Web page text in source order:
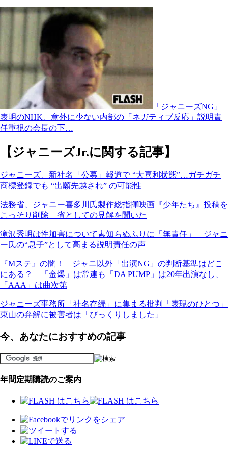
「ジャニーズNG」
表明のNHK、意外に少ない内部の「ネガティブ反応」説明責
任重視の会長の下…
【ジャニーズJr.に関する記事】
ジャニーズ、新社名「公募」報道で “大喜利状態”…ガチガチ
商標登録でも “出願先越され” の可能性
法務省、ジャニー喜多川氏製作総指揮映画『少年たち』投稿を
こっそり削除 省としての見解を聞いた
滝沢秀明は性加害について素知らぬふりに「無責任」 ジャニ
ー氏の“息子”として高まる説明責任の声
『Mステ』の闇！ ジャニ以外「出演NG」の判断基準はどこ
にある？ 「金爆」は常連も「DA PUMP」は20年出演なし、
「AAA」は曲次第
ジャニーズ事務所「社名存続」に集まる批判「表現のひとつ」
東山の弁解に被害者は「びっくりしました」
今、あなたにおすすめの記事
年間定期購読のご案内